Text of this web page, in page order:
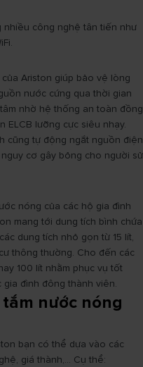
nhiều công nghệ tân tiến như
Ariston giúp bảo vệ lòng
nước cứng qua thời gian
nhờ hệ thống an toàn đồng
ELCB lưỡng cực siêu nhạy.
cũng tự động ngắt nguồn điện
cơ gây bỏng cho người sử
nóng của các hộ gia đình
mang tới dung tích bình chứa
dung tích nhỏ gọn từ 15 lít,
thông thường. Cho đến các
100 lít nhằm phục vụ tốt
đình đông thành viên.
nước nóng
bạn có thể dựa vào các
giá thành,... Cụ thể: